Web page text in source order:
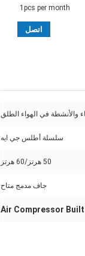
1pcs per month
اتصل
والأنشطة في الهواء الطلق
سلسلة أطلس جي ايه
50 هرتز/60 هرتز
جاف مدمج متاح
Air Compressor